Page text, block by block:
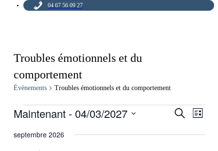
04 67 56 09 27
Troubles émotionnels et du
comportement
Évènements Troubles émotionnels et du comportement
Évènements Recherche
vues
Liste
Maintenant - 04/03/2027
une
septembre 2026